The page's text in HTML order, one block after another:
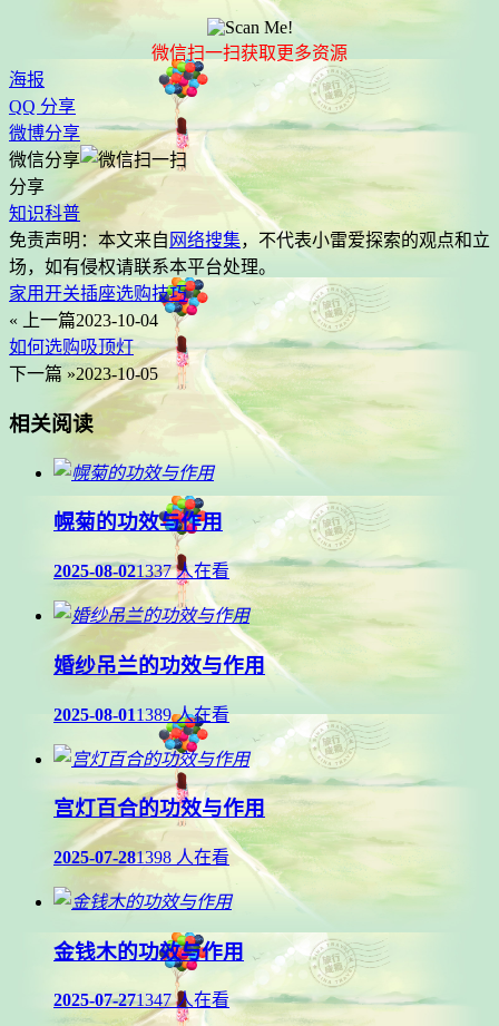
微信扫一扫获取更多资源
海报
QQ 分享
微博分享
微信分享
分享
知识科普
免责声明：本文来自 网络搜集，不代表小雷爱探索的观点和立
场，如有侵权请联系本平台处理。
家用开关插座选购技巧
« 上一篇2023-10-04
如何选购吸顶灯
下一篇 »2023-10-05
相关阅读
幌菊的功效与作用
2025-08-021337 人在看
婚纱吊兰的功效与作用
2025-08-011389 人在看
宫灯百合的功效与作用
2025-07-281398 人在看
金钱木的功效与作用
2025-07-271347 人在看